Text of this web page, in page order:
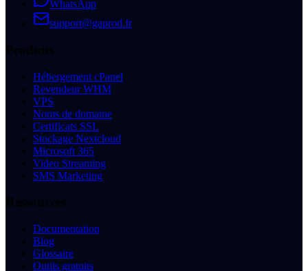
WhatsApp
support@gaprod.fr
Hébergement cPanel
Revendeur WHM
VPS
Noms de domaine
Certificats SSL
Stockage Nextcloud
Microsoft 365
Video Streaming
SMS Marketing
Documentation
Blog
Glossaire
Outils gratuits